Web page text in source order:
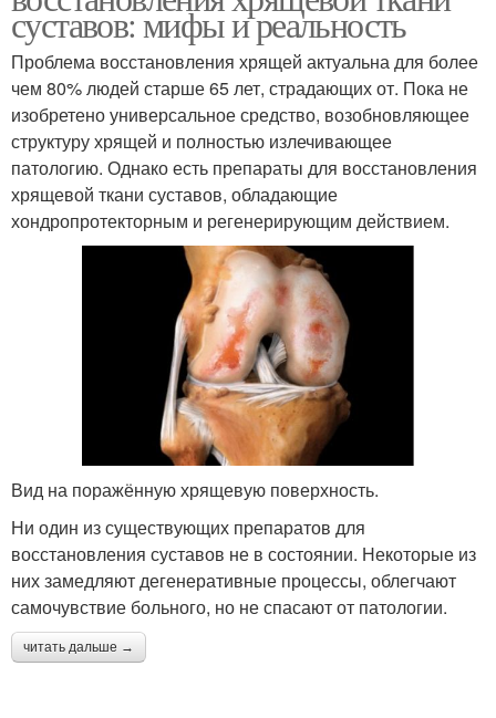
суставов: мифы и реальность
Проблема восстановления хрящей актуальна для более
чем 80% людей старше 65 лет, страдающих от. Пока не
изобретено универсальное средство, возобновляющее
структуру хрящей и полностью излечивающее
патологию. Однако есть препараты для восстановления
хрящевой ткани суставов, обладающие
хондропротекторным и регенерирующим действием.
Вид на поражённую хрящевую поверхность.
Ни один из существующих препаратов для
восстановления суставов не в состоянии. Некоторые из
них замедляют дегенеративные процессы, облегчают
самочувствие больного, но не спасают от патологии.
читать дальше →